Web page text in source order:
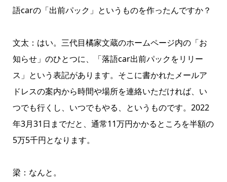
語carの「出前パック」というものを作ったんですか？
文太：はい。三代目橘家文蔵のホームページ内の「お
知らせ」のひとつに、「落語car出前パックをリリー
ス」という表記があります。そこに書かれたメールア
ドレスの案内から時間や場所を連絡いただければ、い
つでも行くし、いつでもやる、というものです。2022
年3月31日までだと、通常11万円かかるところを半額の
5万5千円となります。
梁：なんと。